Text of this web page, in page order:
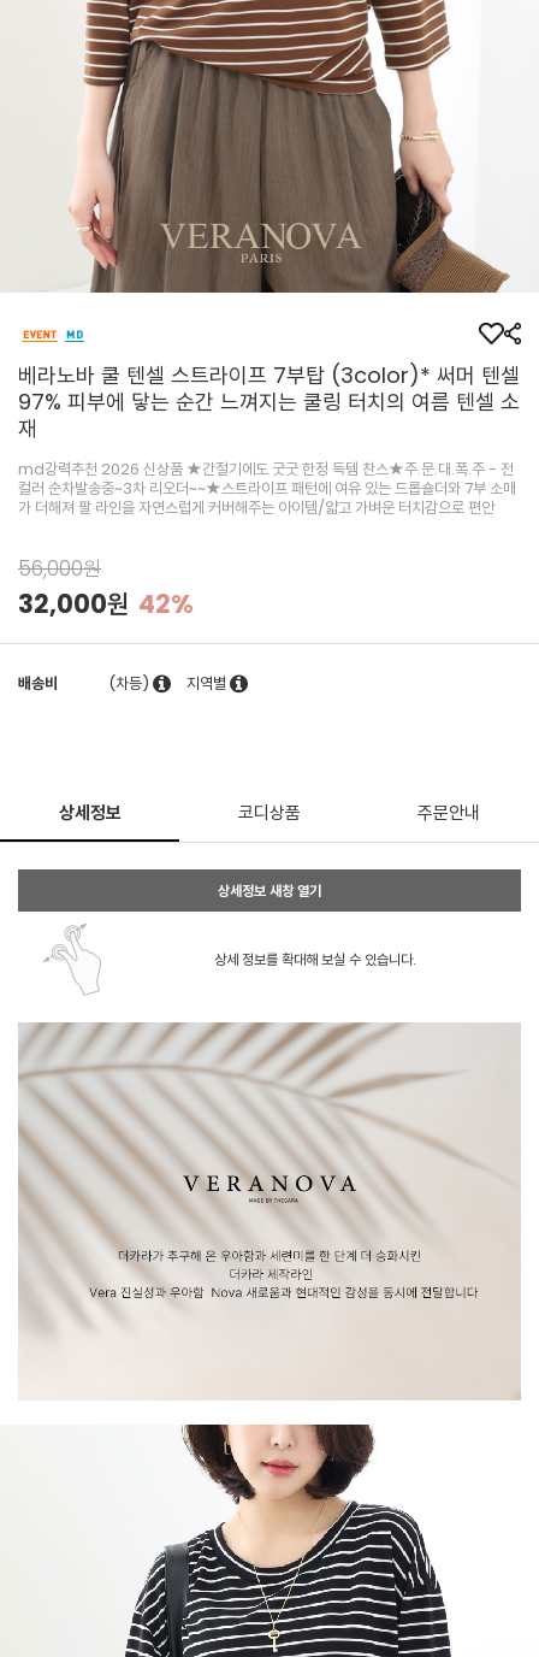
베라노바 쿨 텐셀 스트라이프 7부탑 (3color)* 써머 텐셀
97% 피부에 닿는 순간 느껴지는 쿨링 터치의 여름 텐셀 소
재
md강력추천 2026 신상품 ★간절기에도 굿굿 한정 득템 찬스★주.문.대.폭.주 - 전
컬러 순차발송중~3차 리오더~~★스트라이프 패턴에 여유 있는 드롭숄더와 7부 소매
가 더해져 팔 라인을 자연스럽게 커버해주는 아이템/얇고 가벼운 터치감으로 편안
56,000원
32,000원 42%
배송비 (차등) 지역별
상세정보 코디상품 주문안내
상세정보 새창 열기
상세 정보를 확대해 보실 수 있습니다.